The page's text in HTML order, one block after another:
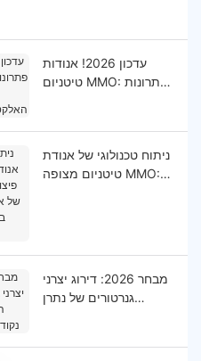
עדכון 2026! אנודות
טיטניום MMO: פתרונות
ניתוח טכנולוגי של אנודת
טיטניום מצופה MMO:
מבחר 2026: דירוג יצרני
גנרטורים של נתרן